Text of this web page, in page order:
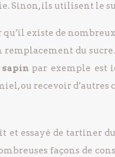
Sinon, ils utilisent le
existe de
du
par exemple est
ou recevoir d’autres
et essayé de tartiner
façons de